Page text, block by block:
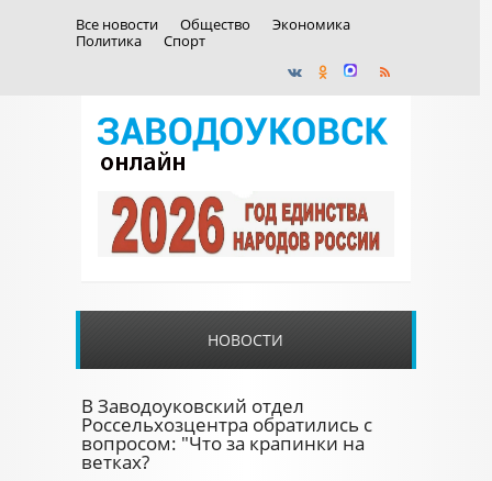
Все новости Общество
Экономика
Политика
Спорт
НОВОСТИ
В Заводоуковский отдел
Россельхозцентра обратились с
вопросом: "Что за крапинки на
ветках?